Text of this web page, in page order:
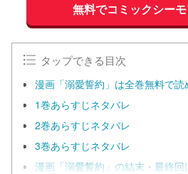
無料でコミックシー
タップできる目次
漫画「溺愛誓約」は全巻無料で読
1巻あらすじネタバレ
2巻あらすじネタバレ
3巻あらすじネタバレ
漫画「溺愛誓約」の結末・最終回